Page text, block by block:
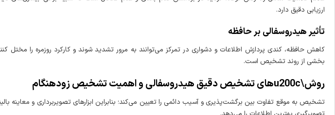
ارزیابی دقیق دارد.
تأثیر هیدروسفالی بر حافظه
کاهش حافظه، کندی پردازش اطلاعات و دشواری در تمرکز می‌توانند به مرور تشدید شوند و کارکرد روزمره را مختل
بخشی از روند تشخیص است.
روش\u200cهای تشخیص دقیق هیدروسفالی و اهمیت تشخیص زودهنگام
تشخیص به موقع تفاوت بین برگشت‌پذیری و آسیب دائمی را تعیین می‌کند؛ بنابراین ابزارهای تصویربرداری و معاینه